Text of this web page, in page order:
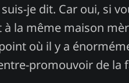
je dit. Car oui, si
à la même maison
où il y a
promouvoir de la